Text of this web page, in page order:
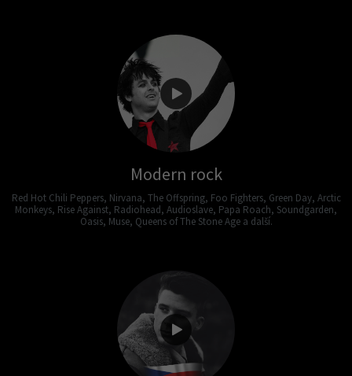
Modern rock
Red Hot Chili Peppers, Nirvana, The Offspring, Foo Fighters, Green Day, Arctic
Monkeys, Rise Against, Radiohead, Audioslave, Papa Roach, Soundgarden,
Oasis, Muse, Queens of The Stone Age a další.